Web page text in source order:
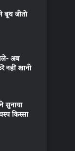
बूथ जीतो
अब
नहीं खानी
सुनाया
किस्सा